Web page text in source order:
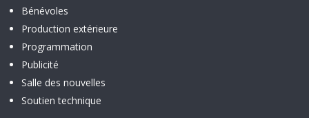
Bénévoles
Production extérieure
Programmation
Publicité
Salle des nouvelles
Soutien technique